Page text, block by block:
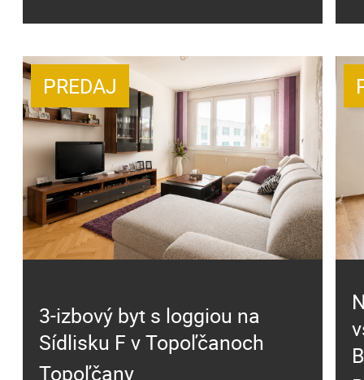
3-izbový byt s loggiou na
Sídlisku F v Topoľčanoch
Topoľčany
PREDAJ